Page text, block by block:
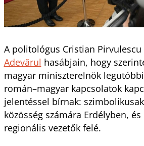
A politológus Cristian
Adevărul hasábjain, hogy
magyar miniszterelnök
román–magyar kapcsolatok
jelentéssel bírnak:
közösség számára Erdélyben,
regionális vezetők felé.